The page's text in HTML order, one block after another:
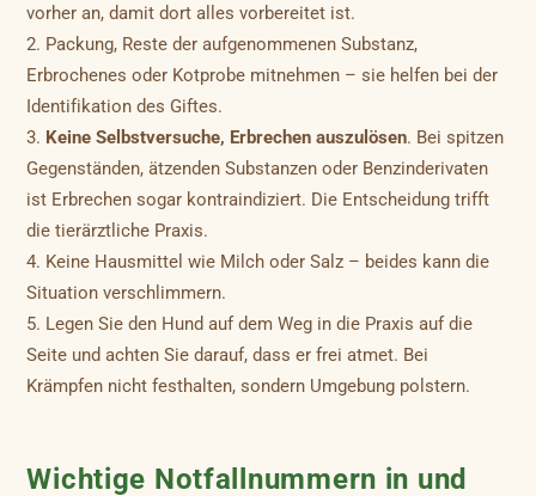
vorher an, damit dort alles vorbereitet ist.
Packung, Reste der aufgenommenen Substanz,
Erbrochenes oder Kotprobe mitnehmen – sie helfen bei der
Identifikation des Giftes.
Keine Selbstversuche, Erbrechen auszulösen. Bei spitzen
Gegenständen, ätzenden Substanzen oder Benzinderivaten
ist Erbrechen sogar kontraindiziert. Die Entscheidung trifft
die tierärztliche Praxis.
Keine Hausmittel wie Milch oder Salz – beides kann die
Situation verschlimmern.
Legen Sie den Hund auf dem Weg in die Praxis auf die
Seite und achten Sie darauf, dass er frei atmet. Bei
Krämpfen nicht festhalten, sondern Umgebung polstern.
Wichtige Notfallnummern in und